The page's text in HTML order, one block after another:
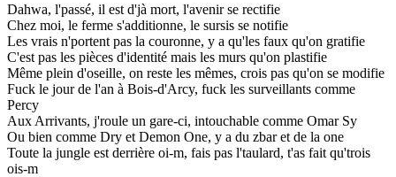
Dahwa, l'passé, il est d'jà mort, l'avenir se rectifie
Chez moi, le ferme s'additionne, le sursis se notifie
Les vrais n'portent pas la couronne, y a qu'les faux qu'on gratifie
C'est pas les pièces d'identité mais les murs qu'on plastifie
Même plein d'oseille, on reste les mêmes, crois pas qu'on se modifie
Fuck le jour de l'an à Bois-d'Arcy, fuck les surveillants comme
Percy
Aux Arrivants, j'roule un gare-ci, intouchable comme Omar Sy
Ou bien comme Dry et Demon One, y a du zbar et de la one
Toute la jungle est derrière oi-m, fais pas l'taulard, t'as fait qu'trois
ois-m